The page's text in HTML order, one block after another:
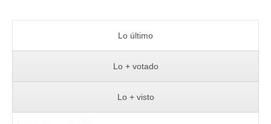
Lo último
Lo + votado
Lo + visto